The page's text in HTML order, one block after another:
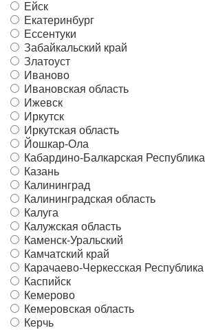
Ейск
Екатеринбург
Ессентуки
Забайкальский край
Златоуст
Иваново
Ивановская область
Ижевск
Иркутск
Иркутская область
Йошкар-Ола
Кабардино-Балкарская Республика
Казань
Калининград
Калининградская область
Калуга
Калужская область
Каменск-Уральский
Камчатский край
Карачаево-Черкесская Республика
Каспийск
Кемерово
Кемеровская область
Керчь